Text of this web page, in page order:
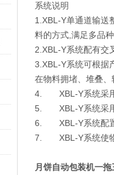
系统说明
1.XBL-Y单通道输送
料的方式,满足多品
2.XBL-Y系统配有交
3.XBL-Y系统可根据
在物料拥堵、堆叠
4. XBL-Y系统采用
5. XBL-Y系统采用
6. XBL-Y系统配置
7. XBL-Y系统使物
月饼自动包装机一